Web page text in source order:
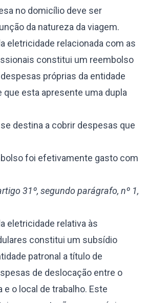
no domicílio deve ser
da natureza da viagem.
eletricidade relacionada com as
constitui um reembolso
próprias da entidade
que esta apresente uma dupla
destina a cobrir despesas que
foi efetivamente gasto com
31º, segundo parágrafo, nº 1,
eletricidade relativa às
constitui um subsídio
patronal a título de
de deslocação entre o
e o local de trabalho. Este